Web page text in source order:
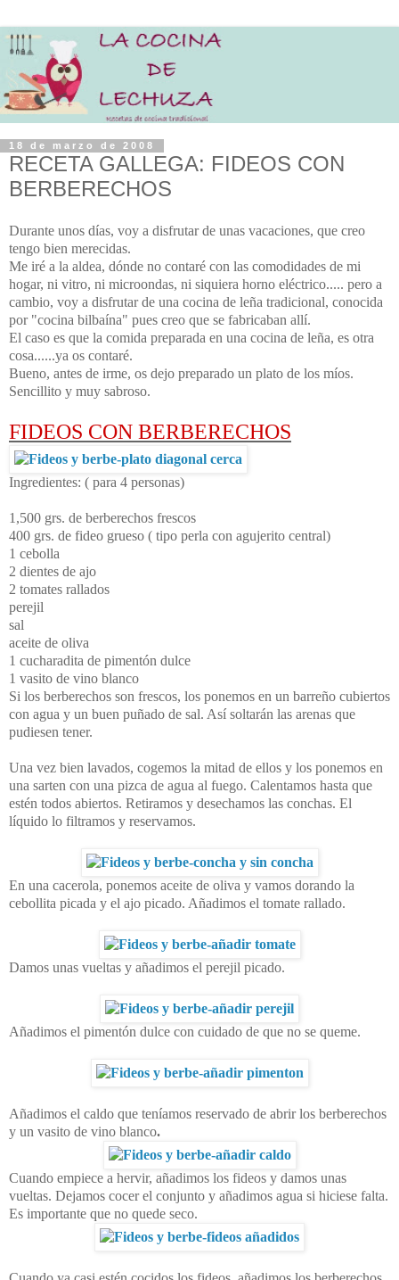
18 de marzo de 2008
RECETA GALLEGA: FIDEOS CON
BERBERECHOS
Durante unos días, voy a disfrutar de unas vacaciones, que creo
tengo bien merecidas.
Me iré a la aldea, dónde no contaré con las comodidades de mi
hogar, ni vitro, ni microondas, ni siquiera horno eléctrico..... pero a
cambio, voy a disfrutar de una cocina de leña tradicional, conocida
por "cocina bilbaína" pues creo que se fabricaban allí.
El caso es que la comida preparada en una cocina de leña, es otra
cosa......ya os contaré.
Bueno, antes de irme, os dejo preparado un plato de los míos.
Sencillito y muy sabroso.
FIDEOS CON BERBERECHOS
Ingredientes: ( para 4 personas)
1,500 grs. de berberechos frescos
400 grs. de fideo grueso ( tipo perla con agujerito central)
1 cebolla
2 dientes de ajo
2 tomates rallados
perejil
sal
aceite de oliva
1 cucharadita de pimentón dulce
1 vasito de vino blanco
Si los berberechos son frescos, los ponemos en un barreño cubiertos
con agua y un buen puñado de sal. Así soltarán las arenas que
pudiesen tener.
Una vez bien lavados, cogemos la mitad de ellos y los ponemos en
una sarten con una pizca de agua al fuego. Calentamos hasta que
estén todos abiertos. Retiramos y desechamos las conchas. El
líquido lo filtramos y reservamos.
En una cacerola, ponemos aceite de oliva y vamos dorando la
cebollita picada y el ajo picado. Añadimos el tomate rallado.
Damos unas vueltas y añadimos el perejil picado.
Añadimos el pimentón dulce con cuidado de que no se queme.
Añadimos el caldo que teníamos reservado de abrir los berberechos
y un vasito de vino blanco.
Cuando empiece a hervir, añadimos los fideos y damos unas
vueltas. Dejamos cocer el conjunto y añadimos agua si hiciese falta.
Es importante que no quede seco.